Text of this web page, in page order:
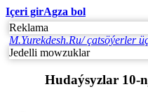
Içeri girAgza bol
Reklama
M.Yurekdesh.Ru/ çatsöýerler
Jedelli mowzuklar
Hudaýsyzlar 10-